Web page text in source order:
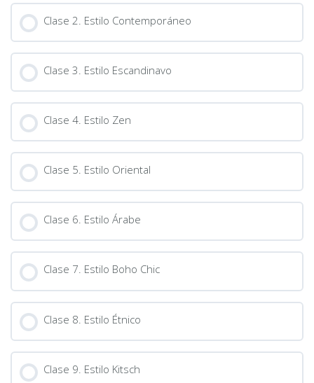
Clase 2. Estilo Contemporáneo
Clase 3. Estilo Escandinavo
Clase 4. Estilo Zen
Clase 5. Estilo Oriental
Clase 6. Estilo Árabe
Clase 7. Estilo Boho Chic
Clase 8. Estilo Étnico
Clase 9. Estilo Kitsch